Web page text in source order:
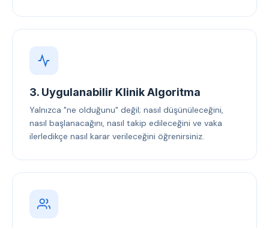
3. Uygulanabilir Klinik Algoritma
Yalnızca "ne olduğunu" değil; nasıl düşünüleceğini,
nasıl başlanacağını, nasıl takip edileceğini ve vaka
ilerledikçe nasıl karar verileceğini öğrenirsiniz.